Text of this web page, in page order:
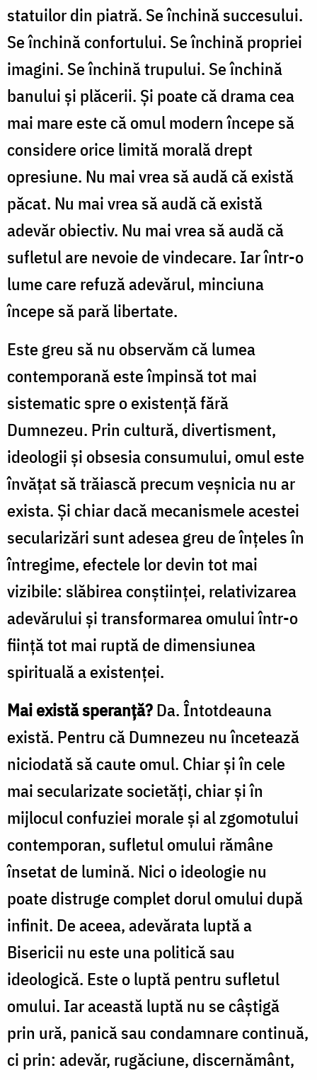
statuilor din piatră. Se închină succesului.
Se închină confortului. Se închină propriei
imagini. Se închină trupului. Se închină
banului și plăcerii. Și poate că drama cea
mai mare este că omul modern începe să
considere orice limită morală drept
opresiune. Nu mai vrea să audă că există
păcat. Nu mai vrea să audă că există
adevăr obiectiv. Nu mai vrea să audă că
sufletul are nevoie de vindecare. Iar într-o
lume care refuză adevărul, minciuna
începe să pară libertate.
Este greu să nu observăm că lumea
contemporană este împinsă tot mai
sistematic spre o existență fără
Dumnezeu. Prin cultură, divertisment,
ideologii și obsesia consumului, omul este
învățat să trăiască precum veșnicia nu ar
exista. Și chiar dacă mecanismele acestei
secularizări sunt adesea greu de înțeles în
întregime, efectele lor devin tot mai
vizibile: slăbirea conștiinței, relativizarea
adevărului și transformarea omului într-o
ființă tot mai ruptă de dimensiunea
spirituală a existenței.
Mai există speranță?Da. Întotdeauna
există. Pentru că Dumnezeu nu încetează
niciodată să caute omul. Chiar și în cele
mai secularizate societăți, chiar și în
mijlocul confuziei morale și al zgomotului
contemporan, sufletul omului rămâne
însetat de lumină. Nici o ideologie nu
poate distruge complet dorul omului după
infinit. De aceea, adevărata luptă a
Bisericii nu este una politică sau
ideologică. Este o luptă pentru sufletul
omului. Iar această luptă nu se câștigă
prin ură, panică sau condamnare continuă,
ci prin: adevăr, rugăciune, discernământ,